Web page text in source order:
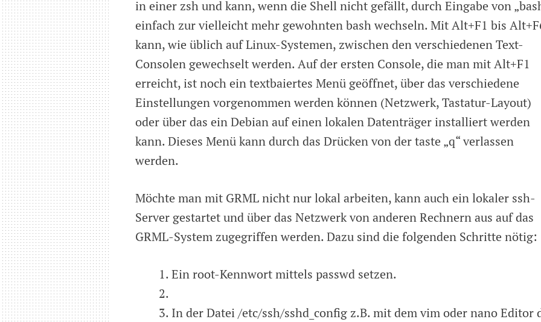
in einer zsh und kann, wenn die Shell nicht gefällt, durch Eingabe von
einfach zur vielleicht mehr gewohnten bash wechseln. Mit Alt+F1 bis
kann, wie üblich auf Linux-Systemen, zwischen den verschiedenen Text-
Consolen gewechselt werden. Auf der ersten Console, die man mit Alt+F1
erreicht, ist noch ein textbaiertes Menü geöffnet, über das verschiedene
Einstellungen vorgenommen werden können (Netzwerk, Tastatur-Layout)
oder über das ein Debian auf einen lokalen Datenträger installiert werden
kann. Dieses Menü kann durch das Drücken von der taste „q“ verlassen
werden.
Möchte man mit GRML nicht nur lokal arbeiten, kann auch ein lokaler ssh-
Server gestartet und über das Netzwerk von anderen Rechnern aus auf das
GRML-System zugegriffen werden. Dazu sind die folgenden Schritte nötig:
Ein root-Kennwort mittels passwd setzen.
In der Datei /etc/ssh/sshd_config z.B. mit dem vim oder nano Editor